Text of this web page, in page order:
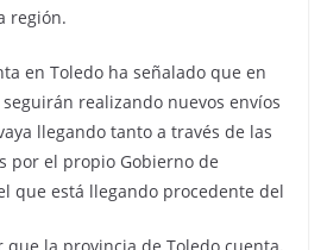
región.
en Toledo ha señalado que en
realizando nuevos envíos
llegando tanto a través de las
por el propio Gobierno de
que está llegando procedente del